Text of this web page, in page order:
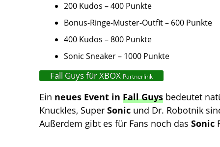
200 Kudos – 400 Punkte
Bonus-Ringe-Muster-Outfit – 600 Punkte
400 Kudos – 800 Punkte
Sonic Sneaker – 1000 Punkte
Fall Guys für XBOX Partnerlink
Ein neues Event in Fall Guys bedeutet
Knuckles, Super Sonic und Dr. Robotnik
Außerdem gibt es für Fans noch das Sonic